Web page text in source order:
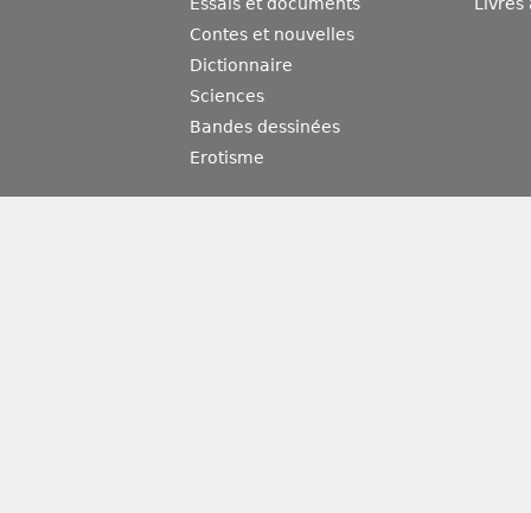
Essais et documents
Contes et nouvelles
Dictionnaire
Sciences
Bandes dessinées
Erotisme
Livres